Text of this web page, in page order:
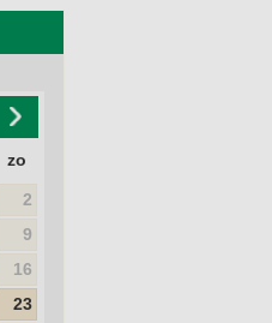
zo
2
9
16
23